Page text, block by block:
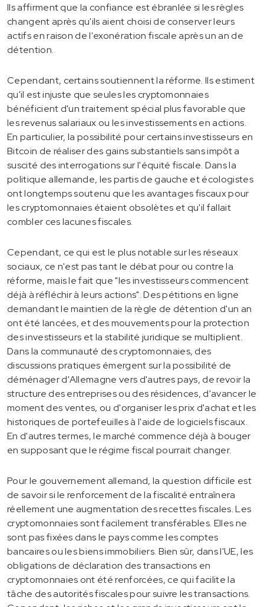
Ils affirment que la confiance est ébranlée si les règles
changent après qu'ils aient choisi de conserver leurs
actifs en raison de l'exonération fiscale après un an de
détention.
Cependant, certains soutiennent la réforme. Ils estiment
qu'il est injuste que seules les cryptomonnaies
bénéficient d'un traitement spécial plus favorable que
les revenus salariaux ou les investissements en actions.
En particulier, la possibilité pour certains investisseurs en
Bitcoin de réaliser des gains substantiels sans impôt a
suscité des interrogations sur l'équité fiscale. Dans la
politique allemande, les partis de gauche et écologistes
ont longtemps soutenu que les avantages fiscaux pour
les cryptomonnaies étaient obsolètes et qu'il fallait
combler ces lacunes fiscales.
Cependant, ce qui est le plus notable sur les réseaux
sociaux, ce n'est pas tant le débat pour ou contre la
réforme, mais le fait que "les investisseurs commencent
déjà à réfléchir à leurs actions". Des pétitions en ligne
demandant le maintien de la règle de détention d'un an
ont été lancées, et des mouvements pour la protection
des investisseurs et la stabilité juridique se multiplient.
Dans la communauté des cryptomonnaies, des
discussions pratiques émergent sur la possibilité de
déménager d'Allemagne vers d'autres pays, de revoir la
structure des entreprises ou des résidences, d'avancer le
moment des ventes, ou d'organiser les prix d'achat et les
historiques de portefeuilles à l'aide de logiciels fiscaux.
En d'autres termes, le marché commence déjà à bouger
en supposant que le régime fiscal pourrait changer.
Pour le gouvernement allemand, la question difficile est
de savoir si le renforcement de la fiscalité entraînera
réellement une augmentation des recettes fiscales. Les
cryptomonnaies sont facilement transférables. Elles ne
sont pas fixées dans le pays comme les comptes
bancaires ou les biens immobiliers. Bien sûr, dans l'UE, les
obligations de déclaration des transactions en
cryptomonnaies ont été renforcées, ce qui facilite la
tâche des autorités fiscales pour suivre les transactions.